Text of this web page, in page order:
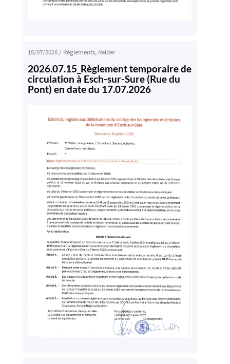
15/07/2026/ Règlements, Reider
2026.07.15_Règlement temporaire de
circulation à Esch-sur-Sure (Rue du
Pont) en date du 17.07.2026